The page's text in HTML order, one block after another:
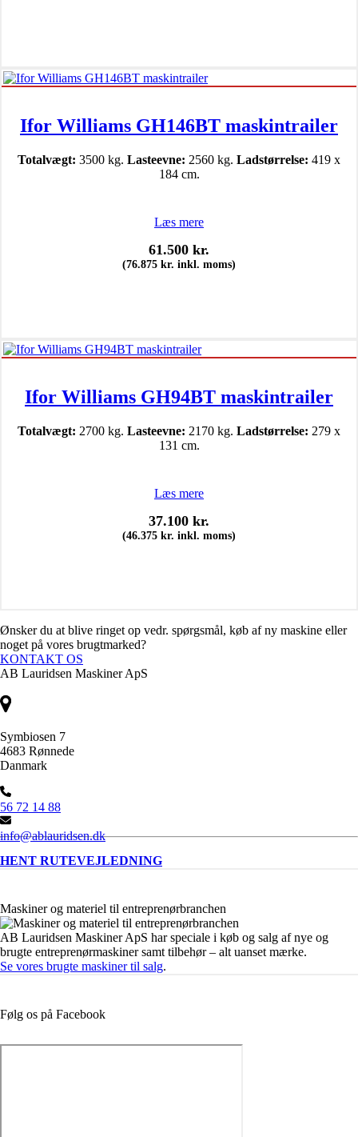
Ifor Williams GH146BT maskintrailer
Totalvægt: 3500 kg. Lasteevne: 2560 kg. Ladstørrelse: 419 x
184 cm.
Læs mere
61.500 kr.
(76.875 kr. inkl. moms)
Ifor Williams GH94BT maskintrailer
Totalvægt: 2700 kg. Lasteevne: 2170 kg. Ladstørrelse: 279 x
131 cm.
Læs mere
37.100 kr.
(46.375 kr. inkl. moms)
Ønsker du at blive ringet op vedr. spørgsmål, køb af ny maskine eller
noget på vores brugtmarked?
KONTAKT OS
AB Lauridsen Maskiner ApS
Symbiosen 7
4683 Rønnede
Danmark
56 72 14 88
info@ablauridsen.dk
HENT RUTEVEJLEDNING
Maskiner og materiel til entreprenørbranchen
AB Lauridsen Maskiner ApS har speciale i køb og salg af nye og
brugte entreprenørmaskiner samt tilbehør – alt uanset mærke.
Se vores brugte maskiner til salg.
Følg os på Facebook